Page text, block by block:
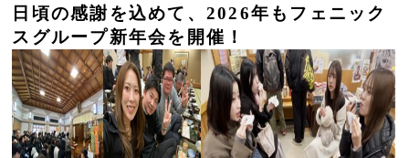
日頃の感謝を込めて、2026年もフェニック
スグループ新年会を開催！